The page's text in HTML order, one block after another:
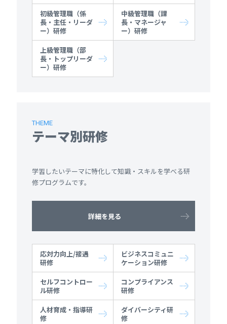
初級管理職（係
長・主任・リーダ
ー）研修
中級管理職（課
長・マネージャ
ー）研修
上級管理職（部
長・トップリーダ
ー）研修
THEME
テーマ別研修
学習したいテーマに特化して知識・スキルを学べる研
修プログラムです。
詳細を見る
応対力向上/接遇
研修
ビジネスコミュニ
ケーション研修
セルフコントロー
ル研修
コンプライアンス
研修
人材育成・指導研
修
ダイバーシティ研
修